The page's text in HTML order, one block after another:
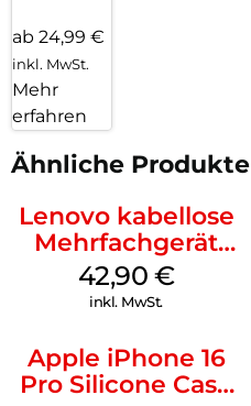
ab 24,99 €
inkl. MwSt.
Mehr
erfahren
Ähnliche Produkte
Lenovo kabellose
Mehrfachgerät
Luna Grey
42,90 €
inkl. MwSt.
Apple iPhone 16
Pro Silicone Case